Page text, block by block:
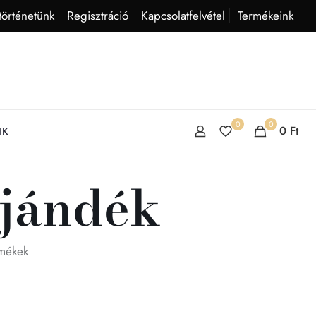
Regisztráció Kapcsolatfelvétel Termékeink
0 0 0 Ft